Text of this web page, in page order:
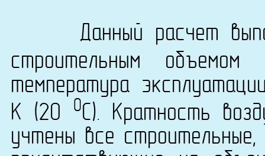
Данный расчет
строительным объемом
температура
K (20
0C). Кратность
учтены все